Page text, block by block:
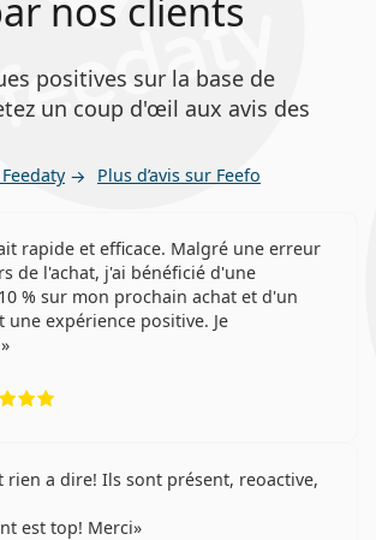
nos clients
positives sur la base de
un coup d'œil aux avis des
Plus d’avis sur Feefo
rapide et efficace. Malgré une erreur
de l'achat, j'ai bénéficié d'une
% sur mon prochain achat et d'un
une expérience positive. Je
rien a dire! Ils sont présent, reoactive,
est top! Merci